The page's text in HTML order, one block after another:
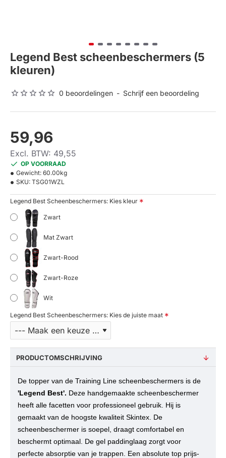
Legend Best scheenbeschermers (5
kleuren)
0 beoordelingen - Schrijf een beoordeling
59,96
Excl. BTW: 49,55
OP VOORRAAD
Gewicht: 60.00kg
SKU: TSG01WZL
Legend Best Scheenbeschermers: Kies kleur
Zwart
Mat Zwart
Zwart-Rood
Zwart-Roze
Wit
Legend Best Scheenbeschermers: Kies de juiste maat
PRODUCTOMSCHRIJVING
De topper van de Training Line scheenbeschermers is de
'Legend Best'. Deze handgemaakte scheenbeschermer
heeft alle facetten voor professioneel gebruik. Hij is
gemaakt van de hoogste kwaliteit Skintex. De
scheenbeschermer is soepel, draagt comfortabel en
beschermt optimaal. De gel paddinglaag zorgt voor
perfecte absorptie van je trappen. Een absolute top prijs-